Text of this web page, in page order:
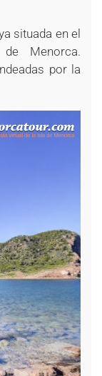
situada en el
Menorca.
por la